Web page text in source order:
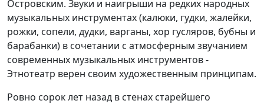
Островским. Звуки и наигрыши на редких народных
музыкальных инструментах (калюки, гудки, жалейки,
рожки, сопели, дудки, варганы, хор гусляров, бубны и
барабанки) в сочетании с атмосферным звучанием
современных музыкальных инструментов -
Этнотеатр верен своим художественным принципам.
Ровно сорок лет назад в стенах старейшего